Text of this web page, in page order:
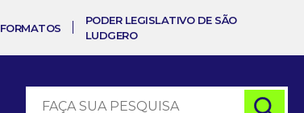
FORMATOS
PODER LEGISLATIVO DE SÃO
LUDGERO